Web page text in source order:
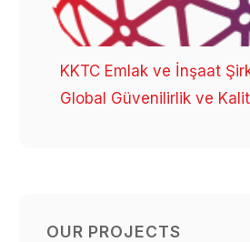
KKTC Emlak ve İnşaat
Global Güvenilirlik ve
OUR PROJECTS